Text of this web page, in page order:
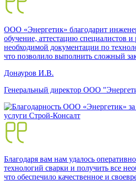
ООО «Энергетик» благодарит
обучение, аттестацию специалистов и
необходимой документации по
что позволило выполнить сложный
Донауров И.В.
Генеральный директор ООО
Благодаря вам нам удалось оперативно
технологий сварки и получить все
что обеспечило качественное и